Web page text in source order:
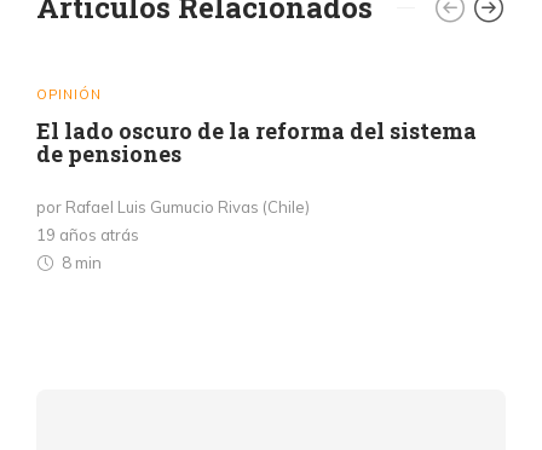
OPINIÓN
El lado oscuro de la reforma del sistema
de pensiones
por Rafael Luis Gumucio Rivas (Chile)
19 años atrás
8 min